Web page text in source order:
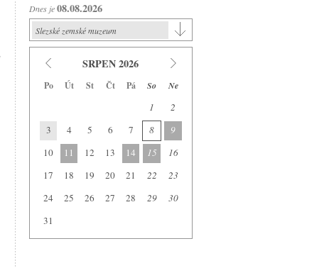
Dnes je08.08.2026
Slezské zemské muzeum
Slezské zemské muzeum
Historická výstavní budova
Arboretum Nový Dvůr
Národní památník II. světové války
Památník Petra Bezruče
Areál čs. opevnění
SRPEN 2026
Po Út St Čt Pá So Ne
1
2
3
4 5 6 7 8
9
10
11 12 13 14 15
16
17
18 19 20 21 22
23
24
25 26 27 28 29
30
31